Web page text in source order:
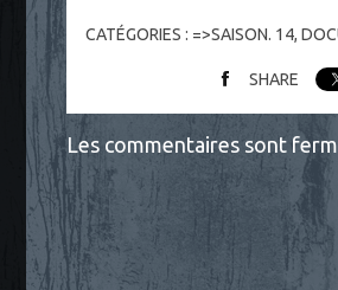
CATÉGORIES : =>SAISON. 14,
SHARE
Les commentaires sont